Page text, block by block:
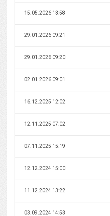
15.05.2026 13:58
29.01.2026 09:21
29.01.2026 09:20
02.01.2026 09:01
16.12.2025 12:02
12.11.2025 07:02
07.11.2025 15:19
12.12.2024 15:00
11.12.2024 13:22
03.09.2024 14:53